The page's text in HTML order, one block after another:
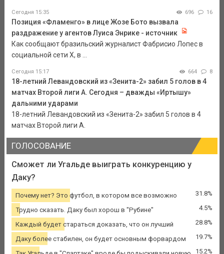
Сегодня 15:35 696 16
Позиция «Фламенго» в лице Жозе Бото вызвала
раздражение у агентов Луиса Энрике - источник
Как сообщают бразильский журналист Фабрисио Лопес в
социальной сети Х, в ...
Сегодня 15:17 664 8
18-летний Левандовский из «Зенита-2» забил 5 голов в 4
матчах Второй лиги А. Сегодня – дважды «Иртышу»
дальними ударами
18-летний Левандовский из «Зенита-2» забил 5 голов в 4
матчах Второй лиги А.
ГОЛОСОВАНИЕ
Сможет ли Угальде выиграть конкуренцию у
Даку?
Почему нет? Это футбол, в котором все возможно 31.8%
Трудно сказать. Даку был хорош в "Рубине" 4.5%
Каждый будет стараться доказать, что он лучший 28.8%
Даку более стабилен, он будет основным форвардом 19.7%
15.2%